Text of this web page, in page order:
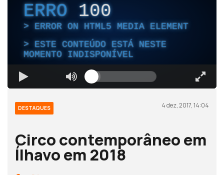
ERRO 100
ERROR ON HTML5 MEDIA ELEMENT
ESTE CONTEÚDO ESTÁ NESTE
MOMENTO INDISPONÍVEL
DESTAQUES 4 dez, 2017, 14:04
Circo contemporâneo em
Ílhavo em 2018